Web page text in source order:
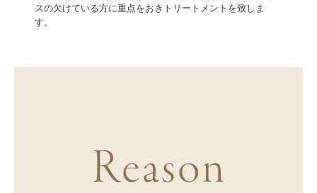
スの欠けている方に重点をおきトリートメントを致しま
す。